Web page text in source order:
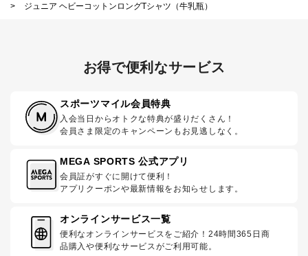
>
ジュニア ヘビーコットンロングTシャツ（牛乳瓶）
お得で便利なサービス
スポーツマイル会員特典
入会当日からオトクな特典が盛りだくさん！
会員さま限定のキャンペーンもお見逃しなく。
MEGA SPORTS 公式アプリ
会員証がすぐに開けて便利！
アプリクーポンや最新情報をお知らせします。
オンラインサービス一覧
便利なオンラインサービスをご紹介！24時間365日商
品購入や便利なサービスがご利用可能。